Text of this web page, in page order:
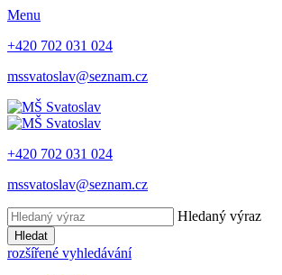
Menu
+420 702 031 024
mssvatoslav@seznam.cz
+420 702 031 024
mssvatoslav@seznam.cz
Hledaný výraz
Hledat
rozšířené vyhledávání